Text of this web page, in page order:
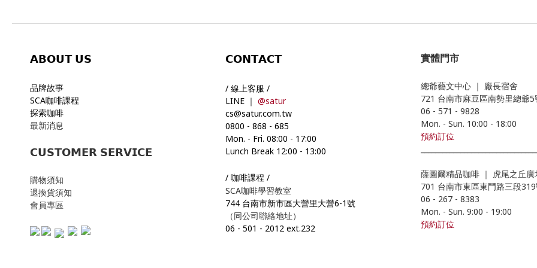
𝗔𝗕𝗢𝗨𝗧 𝗨𝗦
品牌故事
SCA咖啡課程
探索咖啡
最新消息
𝗖𝗨𝗦𝗧𝗢𝗠𝗘𝗥 𝗦𝗘𝗥𝗩𝗜𝗖𝗘
購物須知
退換貨須知
會員專區
𝗖𝗢𝗡𝗧𝗔𝗖𝗧
/ 線上客服 /
LINE ｜ @satur
cs@satur.com.tw
0800 - 868 - 685
Mon. - Fri. 08:00 - 17:00
Lunch Break 12:00 - 13:00
/ 咖啡課程 /
SCA咖啡學習教室
744 台南市新市區大營里大營6-1號
（同公司聯絡地址）
06 - 501 - 2012 ext.232
實體門市
總爺藝文中心 ｜ 廠長宿舍
721 台南市麻豆區南勢里總爺5
06 - 571 - 9828
Mon. - Sun. 10:00 - 18:00
預約訂位
薩圖爾精品咖啡 ｜ 虎尾之丘廣
701 台南市東區東門路三段
06 - 267 - 8383
Mon. - Sun. 9:00 - 19:00
預約訂位